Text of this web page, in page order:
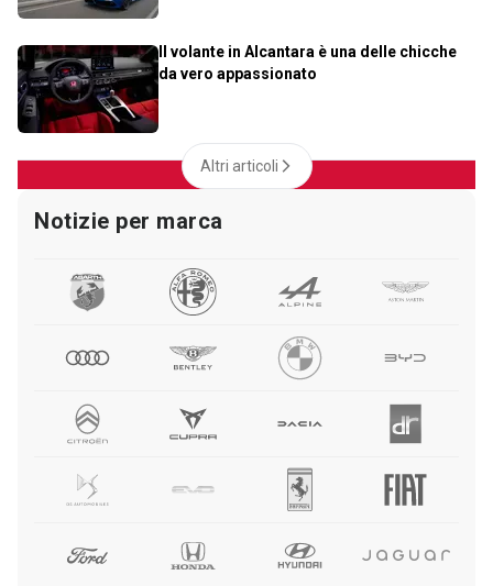
Il volante in Alcantara è una delle chicche
da vero appassionato
Altri articoli
Notizie per marca